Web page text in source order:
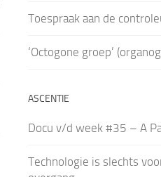
Toespraak aan de
‘Octogone groep’
ASCENTIE
Docu v/d week #35 – A
Technologie is slechts